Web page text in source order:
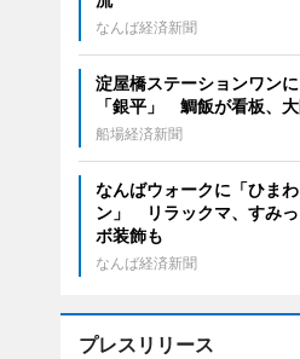
なんば経済新聞
淀屋橋ステーションワン
「銀平」 鯛飯が看板、
船場経済新聞
なんばウォークに「ひま
ン」 リラックマ、すみっ
ボ装飾も
なんば経済新聞
プレスリリース